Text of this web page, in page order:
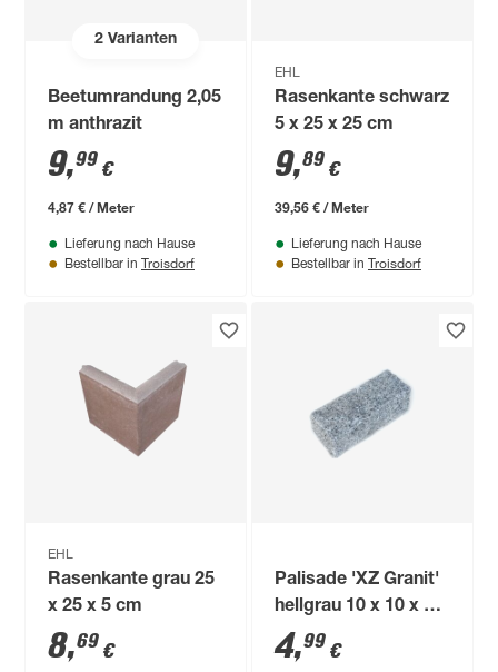
2Varianten
Beetumrandung 2,05
m anthrazit
9,99 €
4,87 € / Meter
Lieferung nach Hause
Bestellbar in Troisdorf
EHL
Rasenkante schwarz
5 x 25 x 25 cm
9,89 €
39,56 € / Meter
Lieferung nach Hause
Bestellbar in Troisdorf
EHL
Rasenkante grau 25
x 25 x 5 cm
8,69 €
Palisade 'XZ Granit'
hellgrau 10 x 10 x 25
cm
4,99 €